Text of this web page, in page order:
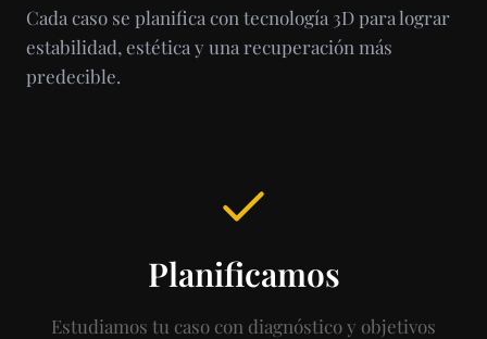
Cada caso se planifica con tecnología 3D para lograr
estabilidad, estética y una recuperación más
predecible.
Planificamos
Estudiamos tu caso con diagnóstico y objetivos